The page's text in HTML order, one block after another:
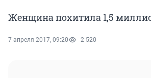
Женщина похитила 1,5
7 апреля 2017, 09:20 2 520